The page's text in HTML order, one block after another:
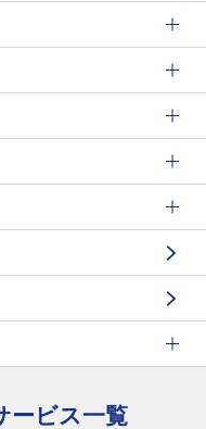
ービス一覧